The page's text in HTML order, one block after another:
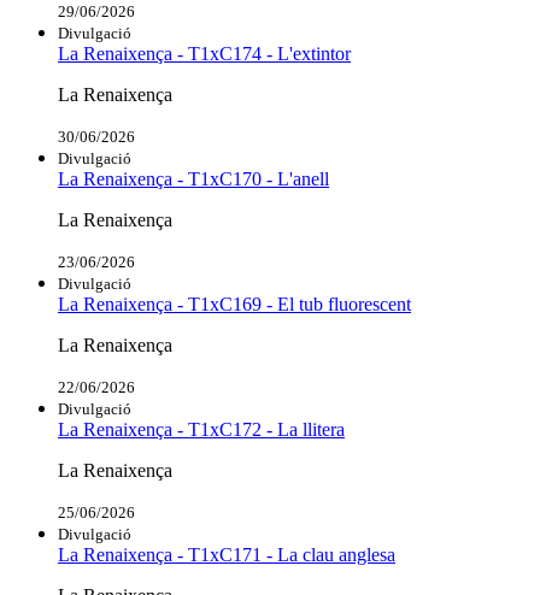
29/06/2026
Divulgació
La Renaixença - T1xC174 - L'extintor
La Renaixença
30/06/2026
Divulgació
La Renaixença - T1xC170 - L'anell
La Renaixença
23/06/2026
Divulgació
La Renaixença - T1xC169 - El tub fluorescent
La Renaixença
22/06/2026
Divulgació
La Renaixença - T1xC172 - La llitera
La Renaixença
25/06/2026
Divulgació
La Renaixença - T1xC171 - La clau anglesa